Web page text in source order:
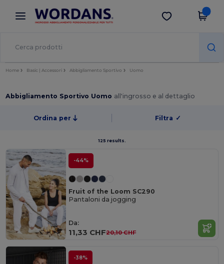
× App Wordans
Prezzi migliori sull'app!
Scarica app
Home Basic | Accessori Abbigliamento Sportivo Uomo
Abbigliamento Sportivo Uomo all'ingrosso e al dettaglio
Ordina per Filtra ✓
125 results.
-44%
Fruit of the Loom SC290
Pantaloni da jogging
Da:
11,33 CHF20,10 CHF
-38%